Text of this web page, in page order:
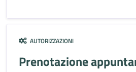
AUTORIZZAZIONI
Prenotazione